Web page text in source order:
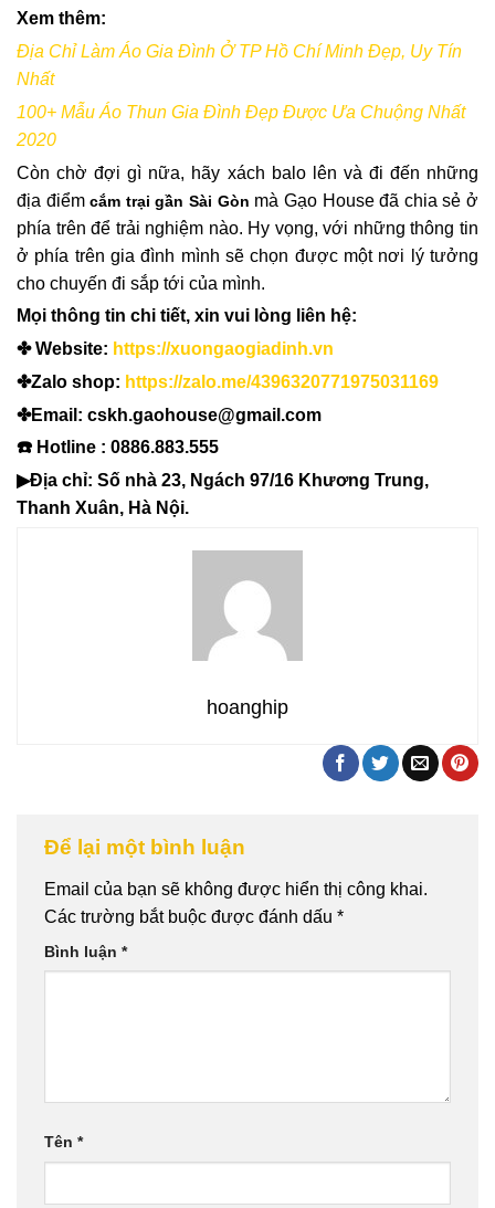
Xem thêm:
Địa Chỉ Làm Áo Gia Đình Ở TP Hồ Chí Minh Đẹp, Uy Tín
Nhất
100+ Mẫu Áo Thun Gia Đình Đẹp Được Ưa Chuộng Nhất
2020
Còn chờ đợi gì nữa, hãy xách balo lên và đi đến những
địa điểmcắm trại gần Sài Gòn mà Gạo House đã chia sẻ ở
phía trên để trải nghiệm nào. Hy vọng, với những thông tin
ở phía trên gia đình mình sẽ chọn được một nơi lý tưởng
cho chuyến đi sắp tới của mình.
Mọi thông tin chi tiết, xin vui lòng liên hệ:
✤ Website: https://xuongaogiadinh.vn
✤Zalo shop: https://zalo.me/4396320771975031169
✤Email: cskh.gaohouse@gmail.com
☎️ Hotline : 0886.883.555
▶Địa chỉ: Số nhà 23, Ngách 97/16 Khương Trung,
Thanh Xuân, Hà Nội.
hoanghip
Để lại một bình luận
Email của bạn sẽ không được hiển thị công khai.
Các trường bắt buộc được đánh dấu *
Bình luận *
Tên *